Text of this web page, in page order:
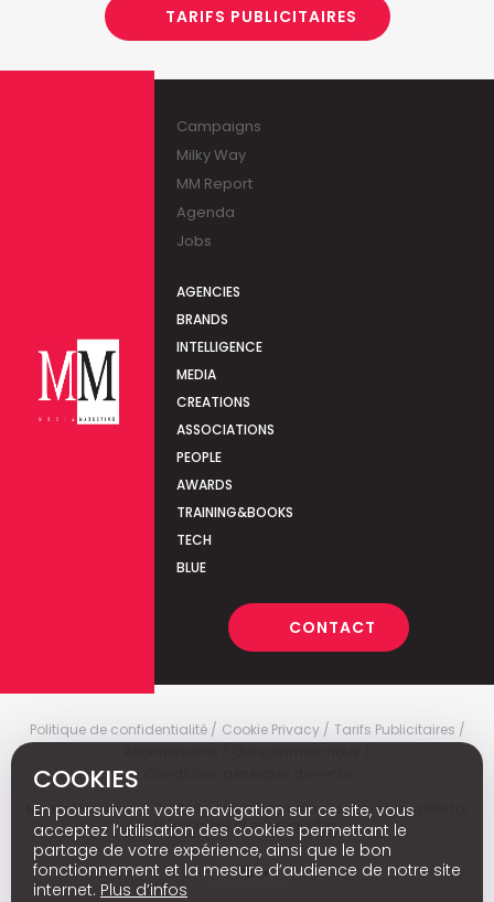
TARIFS PUBLICITAIRES
Campaigns
Milky Way
MM Report
Agenda
Jobs
AGENCIES
BRANDS
INTELLIGENCE
MEDIA
CREATIONS
ASSOCIATIONS
PEOPLE
AWARDS
TRAINING&BOOKS
TECH
BLUE
CONTACT
Politique de confidentialité Cookie Privacy
Tarifs Publicitaires
Media Marketingc © 2026 - Media Marketing is not responsible for
the content of external sites.
Nl
COOKIES
En poursuivant votre navigation sur ce site, vous
acceptez l’utilisation des cookies permettant le
partage de votre expérience, ainsi que le bon
fonctionnement et la mesure d’audience de notre site
internet. Plus d’infos